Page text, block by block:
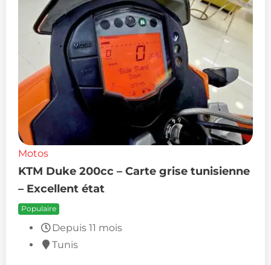
Motos
KTM Duke 200cc – Carte grise tunisienne
– Excellent état
Populaire
Depuis 11 mois
Tunis